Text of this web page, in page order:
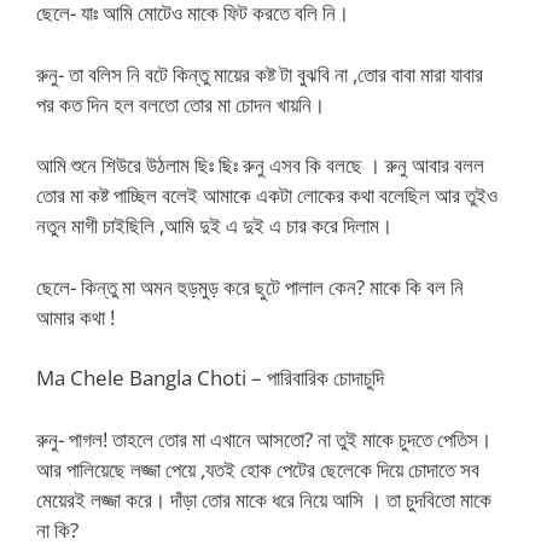
ছেলে- যাঃ আমি মোটেও মাকে ফিট করতে বলি নি।
রুনু- তা বলিস নি বটে কিন্তু মায়ের কষ্ট টা বুঝবি না ,তোর বাবা মারা যাবার
পর কত দিন হল বলতো তোর মা চোদন খায়নি।
আমি শুনে শিউরে উঠলাম ছিঃ ছিঃ রুনু এসব কি বলছে । রুনু আবার বলল
তোর মা কষ্ট পাচ্ছিল বলেই আমাকে একটা লোকের কথা বলেছিল আর তুইও
নতুন মাগী চাইছিলি ,আমি দুই এ দুই এ চার করে দিলাম।
ছেলে- কিন্তু মা অমন হুড়মুড় করে ছুটে পালাল কেন? মাকে কি বল নি
আমার কথা !
Ma Chele Bangla Choti – পারিবারিক চোদাচুদি
রুনু- পাগল! তাহলে তোর মা এখানে আসতো? না তুই মাকে চুদতে পেতিস।
আর পালিয়েছে লজ্জা পেয়ে ,যতই হোক পেটের ছেলেকে দিয়ে চোদাতে সব
মেয়েরই লজ্জা করে। দাঁড়া তোর মাকে ধরে নিয়ে আসি । তা চুদবিতো মাকে
না কি?